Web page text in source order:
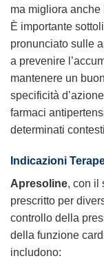
ma migliora
È importante
pronunciato sulle
a prevenire
mantenere un
specificità
farmaci
determinati
Indicazioni
Apresoline, con il
prescritto per
controllo della
della funzione
includono: